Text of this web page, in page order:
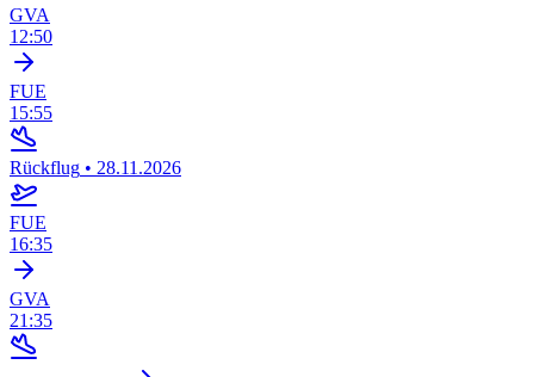
GVA
12:50
FUE
15:55
Rückflug • 28.11.2026
FUE
16:35
GVA
21:35